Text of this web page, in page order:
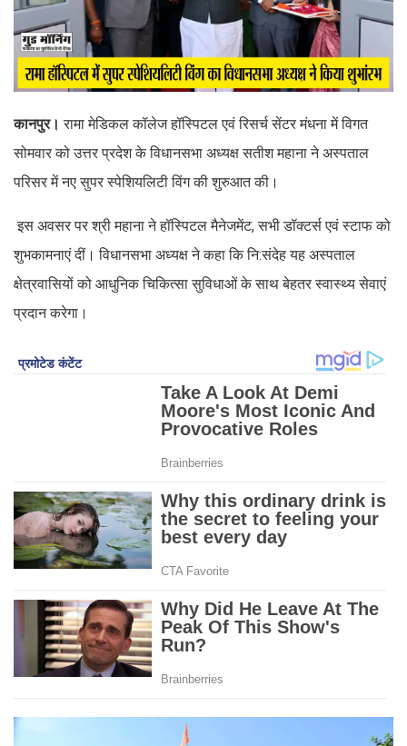
कानपुर।रामा मेडिकल कॉलेज हॉस्पिटल एवं रिसर्च सेंटर मंधना में विगत
सोमवार को उत्तर प्रदेश के विधानसभा अध्यक्ष सतीश महाना ने अस्पताल
परिसर में नए सुपर स्पेशियलिटी विंग की शुरुआत की।
इस अवसर पर श्री महाना ने हॉस्पिटल मैनेजमेंट, सभी डॉक्टर्स एवं स्टाफ को
शुभकामनाएं दीं। विधानसभा अध्यक्ष ने कहा कि नि:संदेह यह अस्पताल
क्षेत्रवासियों को आधुनिक चिकित्सा सुविधाओं के साथ बेहतर स्वास्थ्य सेवाएं
प्रदान करेगा।